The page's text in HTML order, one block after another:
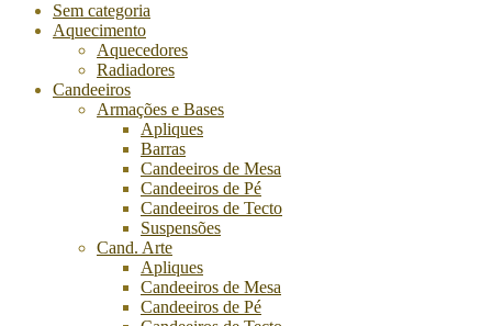
Sem categoria
Aquecimento
Aquecedores
Radiadores
Candeeiros
Armações e Bases
Apliques
Barras
Candeeiros de Mesa
Candeeiros de Pé
Candeeiros de Tecto
Suspensões
Cand. Arte
Apliques
Candeeiros de Mesa
Candeeiros de Pé